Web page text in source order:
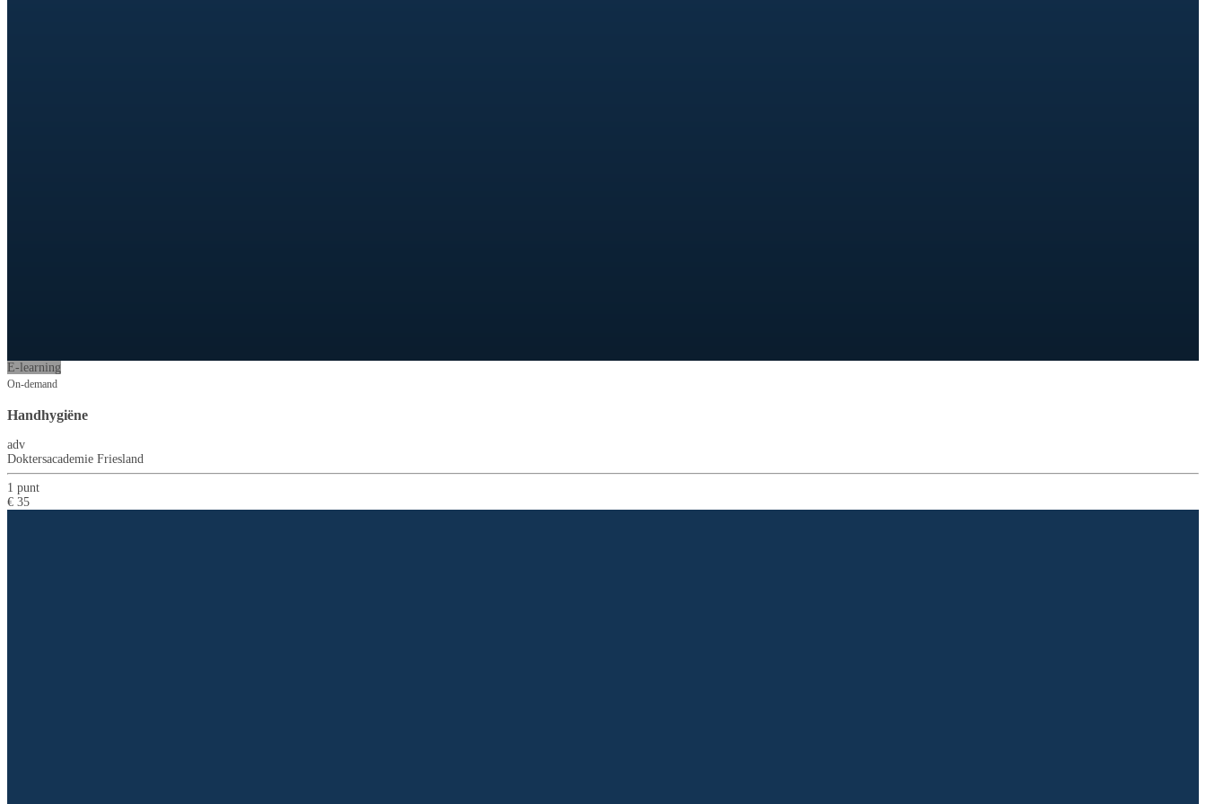
E-learning
On-demand
Handhygiëne
adv
Doktersacademie Friesland
1 punt
€ 35